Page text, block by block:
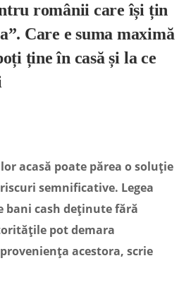
românii care își țin
Care e suma maximă
ține în casă și la ce
acasă poate părea o soluție
semnificative. Legea
bani cash deținute fără
pot demara
acestora, scrie